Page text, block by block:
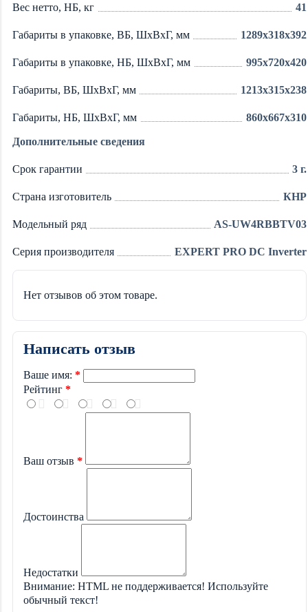
Вес нетто, НБ, кг 41
Габариты в упаковке, ВБ, ШxВxГ, мм 1289x318x392
Габариты в упаковке, НБ, ШxВxГ, мм 995x720x420
Габариты, ВБ, ШxВxГ, мм 1213x315x238
Габариты, НБ, ШxВxГ, мм 860x667x310
Дополнительные сведения
Срок гарантии 3 г.
Страна изготовитель КНР
Модельный ряд AS-UW4RBBTV03
Серия производителя EXPERT PRO DC Inverter
Нет отзывов об этом товаре.
Написать отзыв
Ваше имя:
Рейтинг
Ваш отзыв
Достоинства
Недостатки
Внимание: HTML не поддерживается! Используйте
обычный текст!